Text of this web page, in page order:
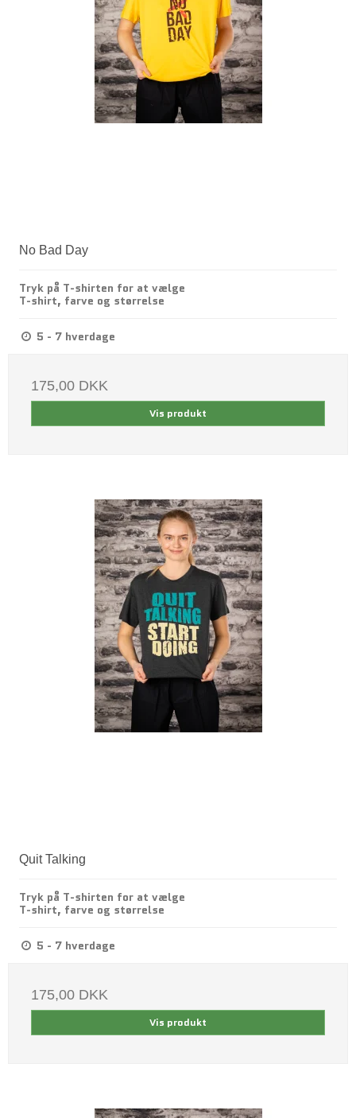
No Bad Day
Tryk på T-shirten for at vælge
T-shirt, farve og størrelse
5 - 7 hverdage
175,00 DKK
Vis produkt
Quit Talking
Tryk på T-shirten for at vælge
T-shirt, farve og størrelse
5 - 7 hverdage
175,00 DKK
Vis produkt